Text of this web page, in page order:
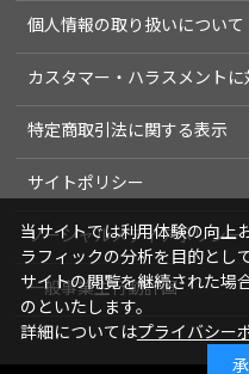
個人情報の取り扱いについて
カスタマー・ハラスメント
特定商取引法に関する表示
サイトポリシー
ソーシャルメディアポリシー
一般事業主行動計画
当サイトでは利用体験の向上
ラフィックの分析を目的とし
サイトの閲覧を継続された場
のといたします。
詳細についてはプライバシー